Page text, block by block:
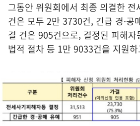
그동안 위원회에서 최종 의결한 전
건은 모두 2만 3730건, 긴급 경·공
결 건은 905건으로, 결정된 피해
법적 절차 등 1만 9033건을 지원